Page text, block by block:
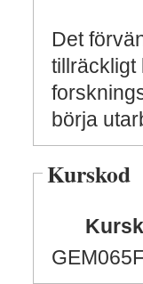
Det
tillräckligt
börja
Kurskod